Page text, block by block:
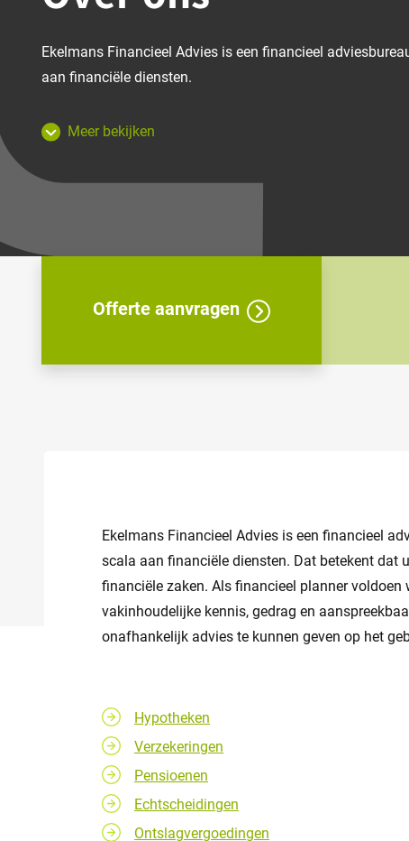
Ekelmans Financieel Advies is een financieel
aan financiële diensten.
Meer bekijken
Offerte aanvragen
Ekelmans Financieel Advies is een financieel
scala aan financiële diensten. Dat betekent dat
financiële zaken. Als financieel planner
vakinhoudelijke kennis, gedrag en
onafhankelijk advies te kunnen geven op het
Hypotheken
Verzekeringen
Pensioenen
Echtscheidingen
Ontslagvergoedingen